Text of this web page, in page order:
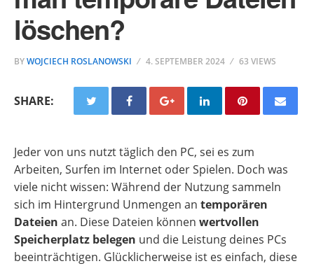
löschen?
BYWOJCIECH ROSLANOWSKI 4. SEPTEMBER 2024 63 VIEWS
SHARE:
Jeder von uns nutzt täglich den PC, sei es zum
Arbeiten, Surfen im Internet oder Spielen. Doch was
viele nicht wissen: Während der Nutzung sammeln
sich im Hintergrund Unmengen an temporären
Dateien an. Diese Dateien können wertvollen
Speicherplatz belegen und die Leistung deines PCs
beeinträchtigen. Glücklicherweise ist es einfach, diese